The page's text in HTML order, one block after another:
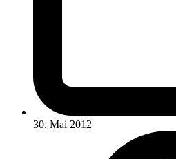
30. Mai 2012